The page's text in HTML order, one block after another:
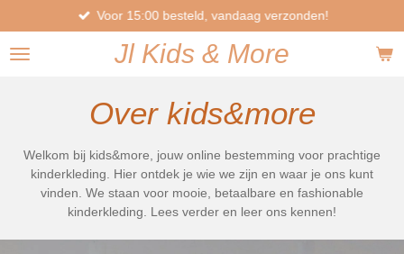
direct
naar
JlKids & More
Voor 15:00 besteld, vandaag verzonden!
Over kids&more
Welkom bij kids&more, jouw online bestemming voor prachtige
kinderkleding. Hier ontdek je wie we zijn en waar je ons kunt
vinden. We staan voor mooie, betaalbare en fashionable
kinderkleding. Lees verder en leer ons kennen!